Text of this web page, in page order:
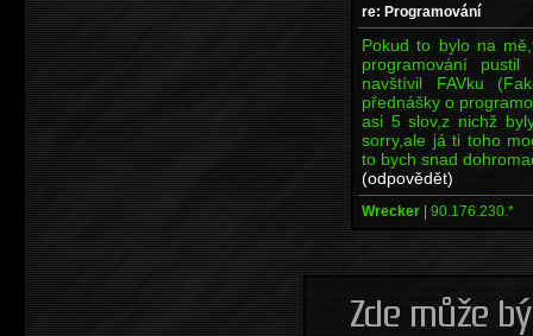
re: Programování
Pokud to bylo na
programování
navštívil FAVku
přednášky o
asi 5 slov,z nichž
sorry,ale já ti toho
to bych snad
(odpovědět)
Wrecker | 90.176.230.*